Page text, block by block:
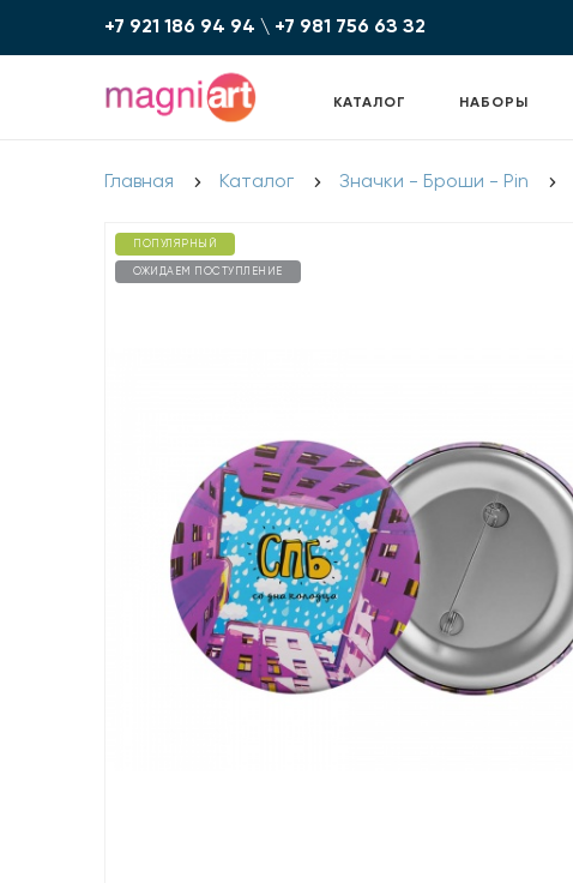
+7 921 186 94 94 \ +7 981 756 6З З2
КАТАЛОГ НАБОРЫ
Главная Каталог Значки - Броши - Pin
ПОПУЛЯРНЫЙ
ОЖИДАЕМ ПОСТУПЛЕНИЕ